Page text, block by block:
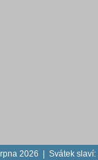
2026 | Svátek slaví: